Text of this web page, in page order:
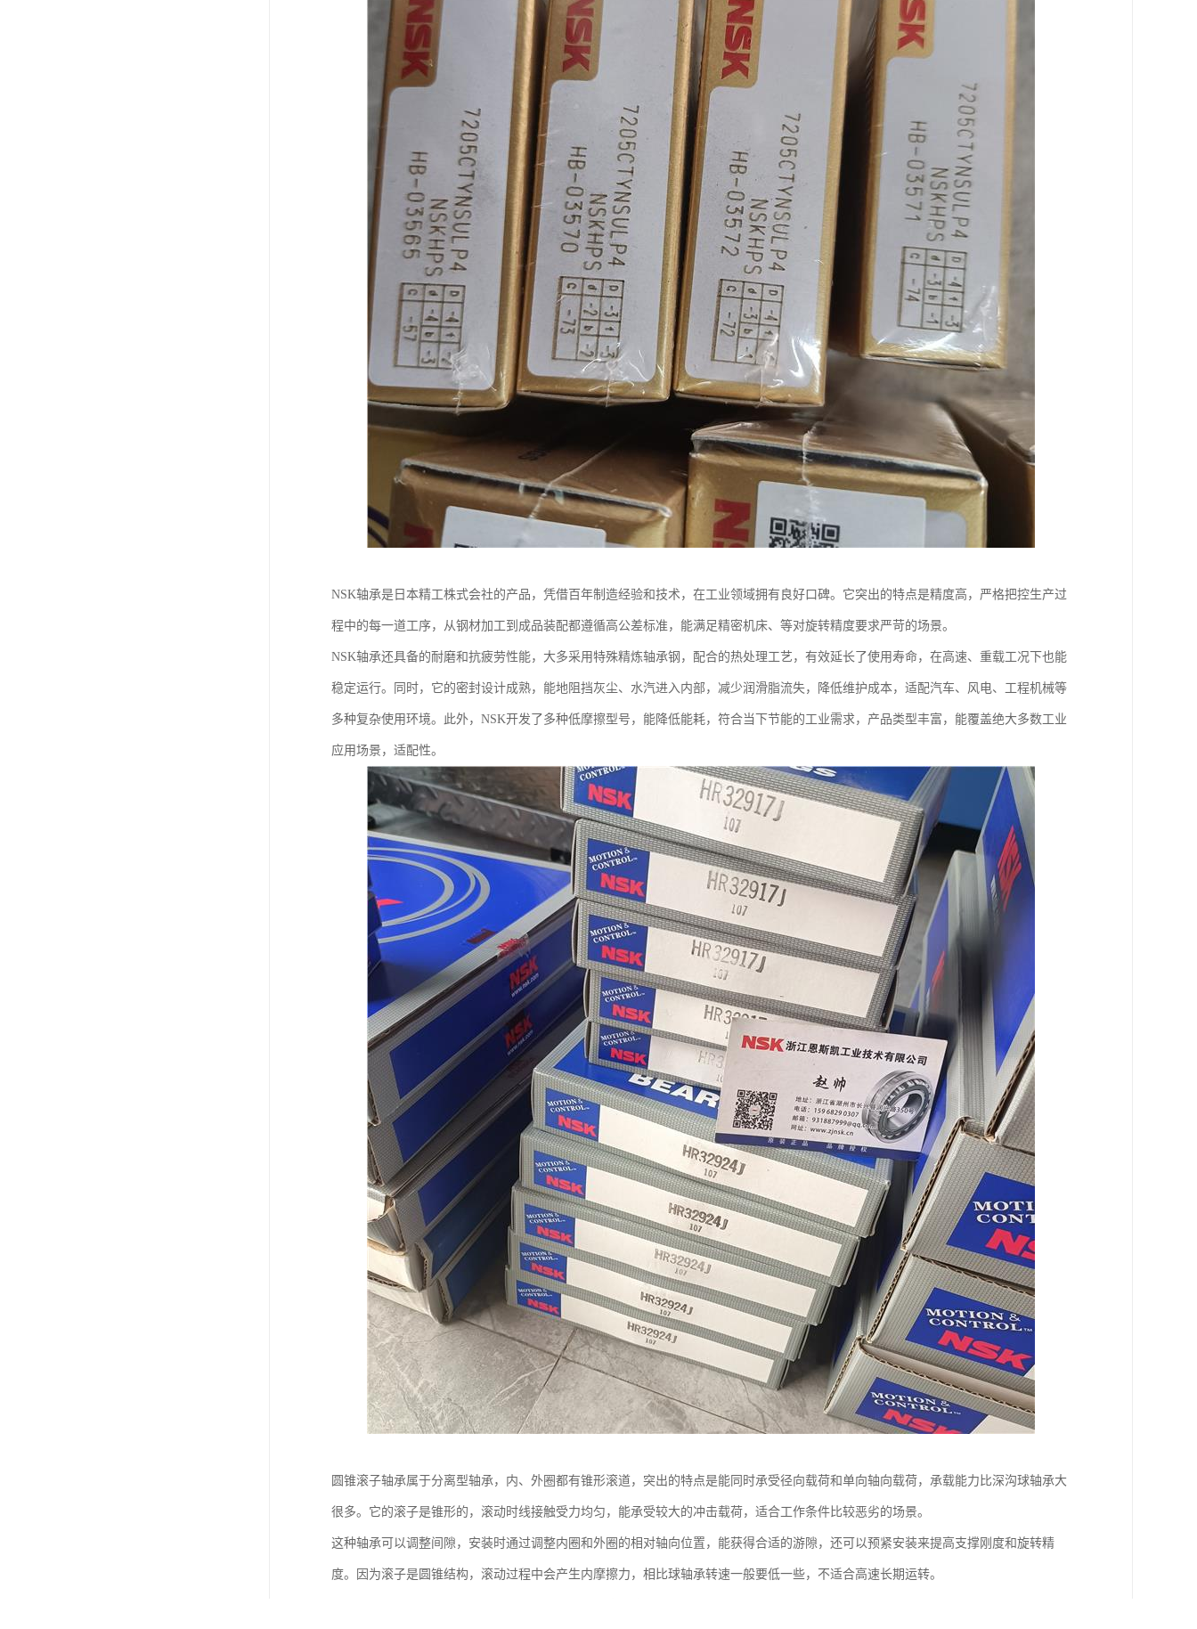
NSK轴承是日本精工株式会社的产品，凭借百年制造经验和技术，在工业领域拥有良好口碑。它突出的特点是精度高，严格把控生产过
程中的每一道工序，从钢材加工到成品装配都遵循高公差标准，能满足精密机床、等对旋转精度要求严苛的场景。
NSK轴承还具备的耐磨和抗疲劳性能，大多采用特殊精炼轴承钢，配合的热处理工艺，有效延长了使用寿命，在高速、重载工况下也能
稳定运行。同时，它的密封设计成熟，能地阻挡灰尘、水汽进入内部，减少润滑脂流失，降低维护成本，适配汽车、风电、工程机械等
多种复杂使用环境。此外，NSK开发了多种低摩擦型号，能降低能耗，符合当下节能的工业需求，产品类型丰富，能覆盖绝大多数工业
应用场景，适配性。
圆锥滚子轴承属于分离型轴承，内、外圈都有锥形滚道，突出的特点是能同时承受径向载荷和单向轴向载荷，承载能力比深沟球轴承大
很多。它的滚子是锥形的，滚动时线接触受力均匀，能承受较大的冲击载荷，适合工作条件比较恶劣的场景。
这种轴承可以调整间隙，安装时通过调整内圈和外圈的相对轴向位置，能获得合适的游隙，还可以预紧安装来提高支撑刚度和旋转精
度。因为滚子是圆锥结构，滚动过程中会产生内摩擦力，相比球轴承转速一般要低一些，不适合高速长期运转。